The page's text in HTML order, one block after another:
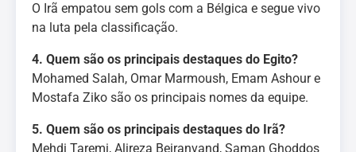
O Irã empatou sem gols com a Bélgica e segue vivo
na luta pela classificação.
4. Quem são os principais destaques do Egito?
Mohamed Salah, Omar Marmoush, Emam Ashour e
Mostafa Ziko são os principais nomes da equipe.
5. Quem são os principais destaques do Irã?
Mehdi Taremi, Alireza Beiranvand, Saman Ghoddos